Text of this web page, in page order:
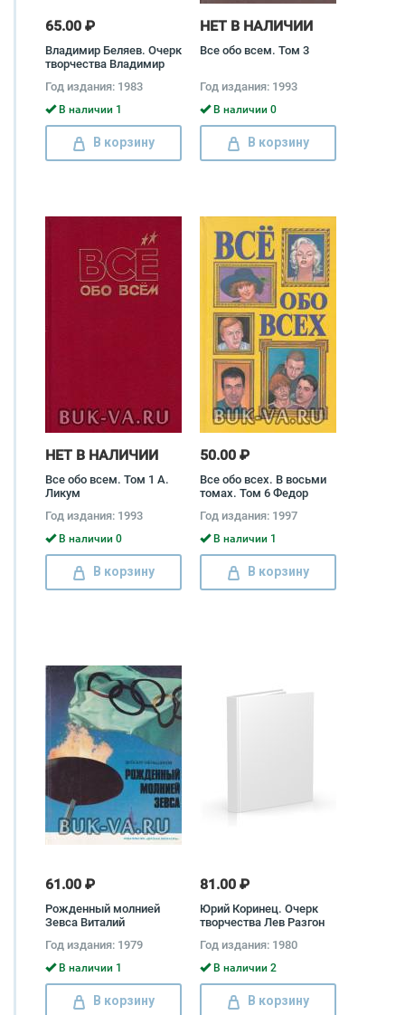
65.00 ₽
Владимир Беляев. Очерк
творчества Владимир
Год издания: 1983
В наличии 1
В корзину
НЕТ В НАЛИЧИИ
Все обо всем. Том 3
Год издания: 1993
В наличии 0
В корзину
НЕТ В НАЛИЧИИ
Все обо всем. Том 1 А.
Ликум
Год издания: 1993
В наличии 0
В корзину
50.00 ₽
Все обо всех. В восьми
томах. Том 6 Федор
Ситников, Галина
Шалаева, Любовь
Кашинская
Год издания: 1997
В наличии 1
В корзину
61.00 ₽
Рожденный молнией
Зевса Виталий
Год издания: 1979
В наличии 1
В корзину
81.00 ₽
Юрий Коринец. Очерк
творчества Лев Разгон
Год издания: 1980
В наличии 2
В корзину